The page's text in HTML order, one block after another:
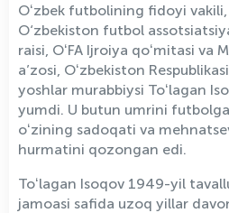
Oʻzbek futbolining fidoyi
O‘zbekiston futbol
raisi, OʻFA Ijroiya qoʻmitasi va
a’zosi, Oʻzbekiston
yoshlar murabbiysi Toʻlagan
yumdi. U butun umrini futbolga
oʻzining sadoqati va
hurmatini qozongan edi.
Toʻlagan Isoqov 1949-yil
jamoasi safida uzoq yillar